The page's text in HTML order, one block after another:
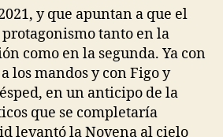
y que apuntan a que el
tanto en la
como en la segunda. Ya con
los mandos y con Figo y
en un anticipo de la
que se completaría
levantó la Novena al cielo